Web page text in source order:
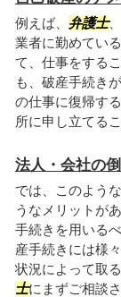
例えば、 弁護士
業者に勤めてい
て、仕事をする
も、破産手続き
の仕事に復帰す
所に申し立てる
法人・会社の
では、このよう
うなメリットが
手続きを用いる
産手続きには様
状況によって取
士にまずご相談